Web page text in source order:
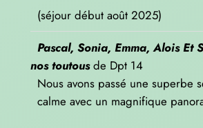
(séjour début août 2025)
Pascal, Sonia, Emma, Alois Et
nos toutous de Dpt 14
Nous avons passé une superbe
calme avec un magnifique